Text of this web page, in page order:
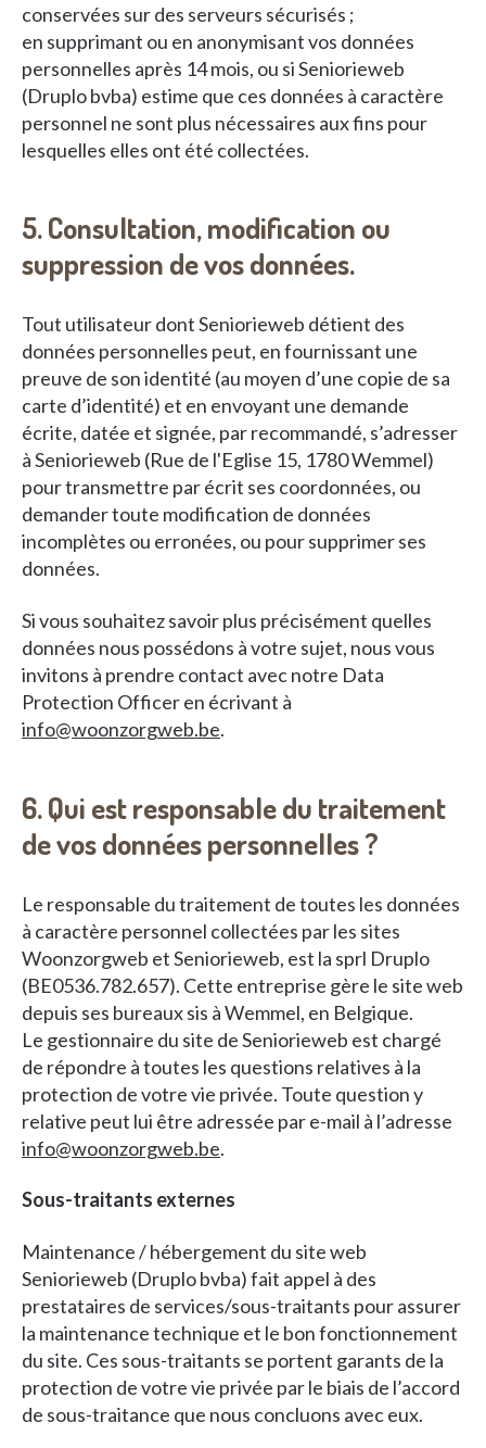
conservées sur des serveurs sécurisés ;
en supprimant ou en anonymisant vos données
personnelles après 14 mois, ou si Seniorieweb
(Druplo bvba) estime que ces données à caractère
personnel ne sont plus nécessaires aux fins pour
lesquelles elles ont été collectées.
5. Consultation, modification ou
suppression de vos données.
Tout utilisateur dont Seniorieweb détient des
données personnelles peut, en fournissant une
preuve de son identité (au moyen d’une copie de sa
carte d’identité) et en envoyant une demande
écrite, datée et signée, par recommandé, s’adresser
à Seniorieweb (Rue de l'Eglise 15, 1780 Wemmel)
pour transmettre par écrit ses coordonnées, ou
demander toute modification de données
incomplètes ou erronées, ou pour supprimer ses
données.
Si vous souhaitez savoir plus précisément quelles
données nous possédons à votre sujet, nous vous
invitons à prendre contact avec notre Data
Protection Officer en écrivant à
info@woonzorgweb.be.
6. Qui est responsable du traitement
de vos données personnelles ?
Le responsable du traitement de toutes les données
à caractère personnel collectées par les sites
Woonzorgweb et Seniorieweb, est la sprl Druplo
(BE0536.782.657). Cette entreprise gère le site web
depuis ses bureaux sis à Wemmel, en Belgique.
Le gestionnaire du site de Seniorieweb est chargé
de répondre à toutes les questions relatives à la
protection de votre vie privée. Toute question y
relative peut lui être adressée par e-mail à l’adresse
info@woonzorgweb.be.
Sous-traitants externes
Maintenance / hébergement du site web
Seniorieweb (Druplo bvba) fait appel à des
prestataires de services/sous-traitants pour assurer
la maintenance technique et le bon fonctionnement
du site. Ces sous-traitants se portent garants de la
protection de votre vie privée par le biais de l’accord
de sous-traitance que nous concluons avec eux.